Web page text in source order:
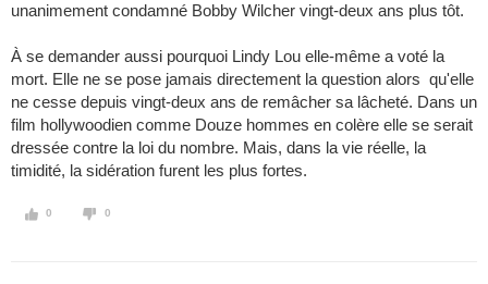
unanimement condamné Bobby Wilcher vingt-deux ans plus tôt.
À se demander aussi pourquoi Lindy Lou elle-même a voté la
mort. Elle ne se pose jamais directement la question alors qu'elle
ne cesse depuis vingt-deux ans de remâcher sa lâcheté. Dans un
film hollywoodien comme Douze hommes en colère elle se serait
dressée contre la loi du nombre. Mais, dans la vie réelle, la
timidité, la sidération furent les plus fortes.
0 0